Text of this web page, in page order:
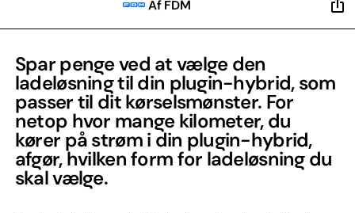
Af FDM
Spar penge ved at vælge den
ladeløsning til din plugin-hybrid, som
passer til dit kørselsmønster. For
netop hvor mange kilometer, du
kører på strøm i din plugin-hybrid,
afgør, hvilken form for ladeløsning du
skal vælge.